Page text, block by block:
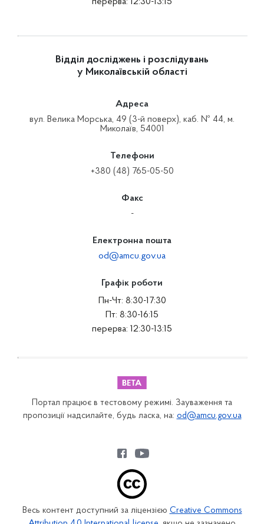
Відділ досліджень і розслідувань
у Миколаївській області
Адреса
вул. Велика Морська, 49 (3-й поверх), каб. № 44, м.
Миколаїв, 54001
Телефони
+380 (48) 765-05-50
Факс
-
Електронна пошта
od@amcu.gov.ua
Графік роботи
Пн-Чт: 8:30-17:30
Пт: 8:30-16:15
перерва: 12:30-13:15
Портал працює в тестовому режимі. Зауваження та
пропозиції надсилайте, будь ласка, на: od@amcu.gov.ua
Весь контент доступний за ліцензією Creative Commons